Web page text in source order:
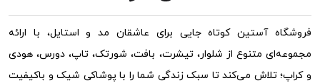
فروشگاه آستین کوتاه جایی برای عاشقان مد و استایل، با ارائه
مجموعه‌ای متنوع از شلوار، تیشرت، بافت، شورتک، تاپ، دورس، هودی
و کراپ؛ تلاش می‌کند تا سبک زندگی شما را با پوشاکی شیک و باکیفیت